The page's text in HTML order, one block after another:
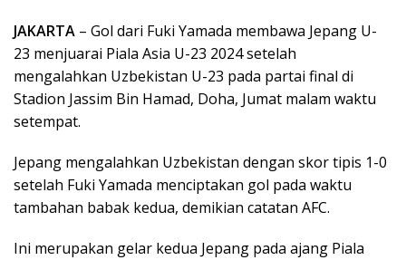
JAKARTA – Gol dari Fuki Yamada membawa Jepang U-
23 menjuarai Piala Asia U-23 2024 setelah
mengalahkan Uzbekistan U-23 pada partai final di
Stadion Jassim Bin Hamad, Doha, Jumat malam waktu
setempat.
Jepang mengalahkan Uzbekistan dengan skor tipis 1-0
setelah Fuki Yamada menciptakan gol pada waktu
tambahan babak kedua, demikian catatan AFC.
Ini merupakan gelar kedua Jepang pada ajang Piala